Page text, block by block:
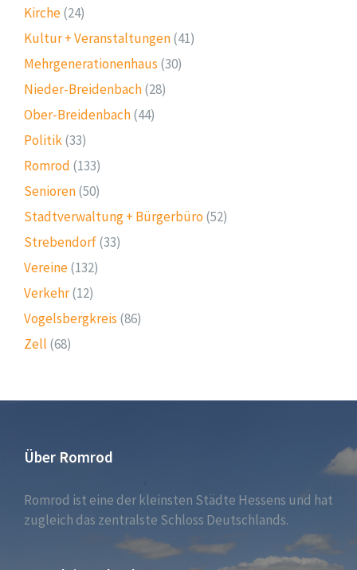
Kirche(24)
Kultur + Veranstaltungen(41)
Mehrgenerationenhaus (30)
Nieder-Breidenbach(28)
Ober-Breidenbach(44)
Politik(33)
Romrod (133)
Senioren(50)
Stadtverwaltung + Bürgerbüro (52)
Strebendorf(33)
Vereine(132)
Verkehr(12)
Vogelsbergkreis (86)
Zell (68)
Über Romrod
Romrod ist eine der kleinsten Städte Hessens und hat
zugleich das zentralste Schloss Deutschlands.